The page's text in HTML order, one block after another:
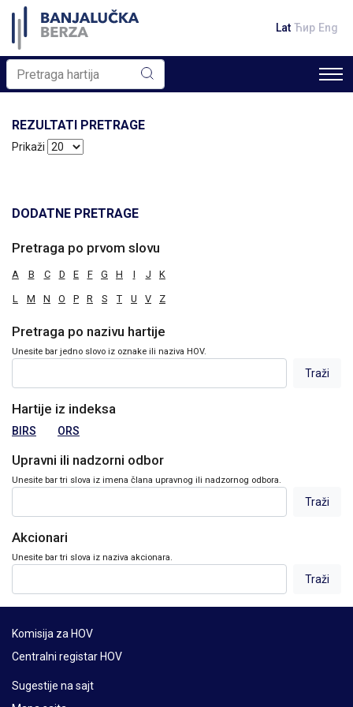
Lat Ћир Eng
REZULTATI PRETRAGE
Prikaži
DODATNE PRETRAGE
Pretraga po prvom slovu
A B C D E F G H I J K
L M N O P R S T U V Z
Pretraga po nazivu hartije
Unesite bar jedno slovo iz oznake ili naziva HOV.
Hartije iz indeksa
BIRS ORS
Upravni ili nadzorni odbor
Unesite bar tri slova iz imena člana upravnog ili nadzornog odbora.
Akcionari
Unesite bar tri slova iz naziva akcionara.
Komisija za HOV
Centralni registar HOV
Sugestije na sajt